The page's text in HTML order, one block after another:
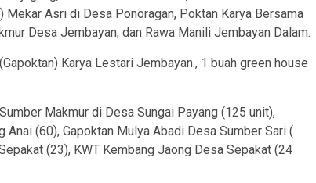
Mekar Asri di Desa Ponoragan, Poktan Karya Bersama
Desa Jembayan, dan Rawa Manili Jembayan Dalam.
Karya Lestari Jembayan., 1 buah green house
Makmur di Desa Sungai Payang (125 unit),
(60), Gapoktan Mulya Abadi Desa Sumber Sari (
(23), KWT Kembang Jaong Desa Sepakat (24